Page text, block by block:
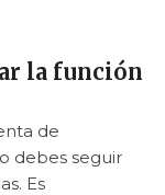
la función
de
debes seguir
Es